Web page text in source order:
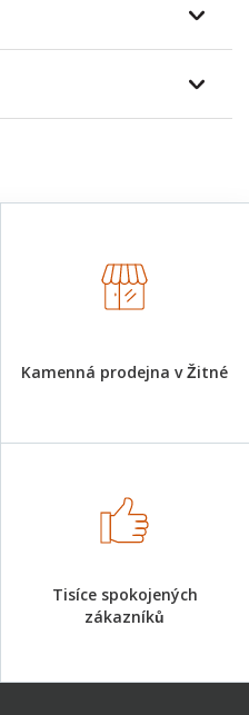
Kamenná prodejna v Žitné
Tisíce spokojených
zákazníků